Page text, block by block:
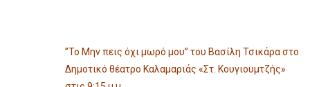
”Το Μην πεις όχι μωρό μου” του Βασίλη Τσικάρα στο
Δημοτικό θέατρο Καλαμαριάς «Στ. Κουγιουμτζής»